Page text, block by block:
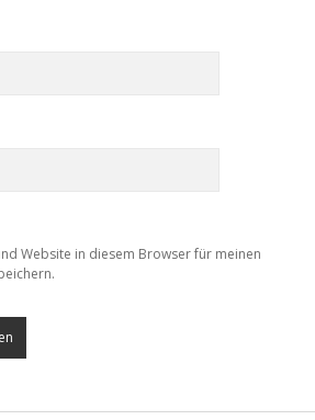
Website in diesem Browser für meinen